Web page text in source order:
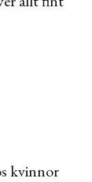
kvinnor